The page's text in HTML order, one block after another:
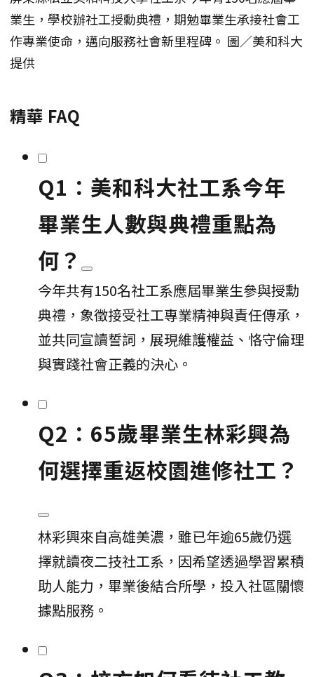
業生，學校辦社工授勳典禮，期勉畢業生承接社會工
作專業使命，邁向服務社會新里程碑。 圖／美和科大
提供
精華 FAQ
Q1：美和科大社工系今年
畢業生人數與典禮重點為
何？
今年共有150名社工系應屆畢業生參與授勳
典禮，象徵接受社工專業精神與責任傳承，
並共同宣讀誓詞，展現維護權益、恪守倫理
與實踐社會正義的決心。
Q2：65歲畢業生林彩興為
何選擇重返校園進修社工？
林彩興來自高雄美濃，雖已年逾65歲仍選
擇就讀夜二技社工系，因希望透過學習累積
助人能力，畢業後結合所學，投入社區關懷
據點服務。